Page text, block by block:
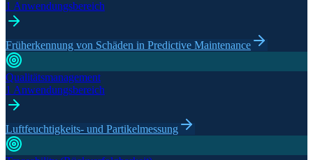
1 Anwendungsbereich
Früherkennung von Schäden in Predictive Maintenance
Qualitätsmanagement
1 Anwendungsbereich
Luftfeuchtigkeits- und Partikelmessung